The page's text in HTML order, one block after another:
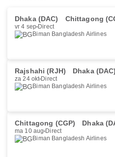
Dhaka (DAC) Chittagong
vr 4 sep Direct
Biman Bangladesh Airlines
Rajshahi (RJH) Dhaka (DAC)
za 24 okt Direct
Biman Bangladesh Airlines
Chittagong (CGP) Dhaka
ma 10 aug Direct
Biman Bangladesh Airlines